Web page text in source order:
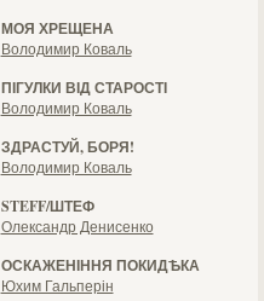
МОЯ ХРЕЩЕНА
Володимир Коваль
ПІГУЛКИ ВІД СТАРОСТІ
Володимир Коваль
ЗДРАСТУЙ, БОРЯ!
Володимир Коваль
STEFF/ШТЕФ
Олександр Денисенко
ОСКАЖЕНІННЯ ПОКИДѢКА
Юхим Гальперін